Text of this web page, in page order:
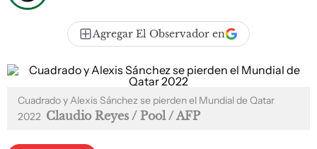
Agregar El Observador en
Cuadrado y Alexis Sánchez se pierden el Mundial de Qatar
2022 Claudio Reyes / Pool / AFP